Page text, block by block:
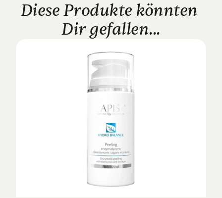
Diese Produkte könnten
Dir gefallen...